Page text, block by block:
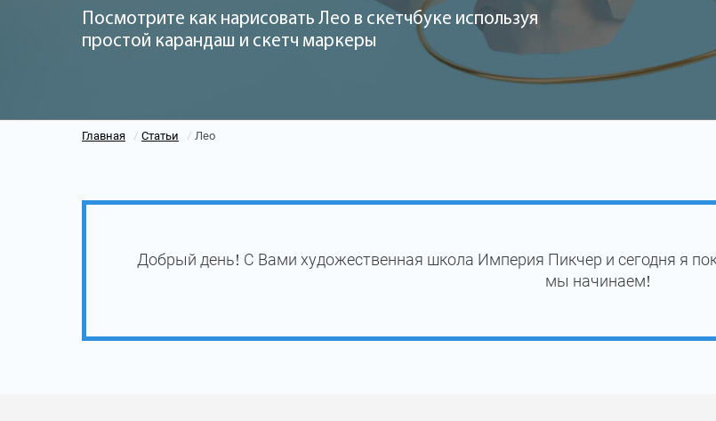
Посмотрите как нарисовать Лео в скетчбуке используя
простой карандаш и скетч маркеры
Главная / Статьи / Лео
Добрый день! С Вами художественная школа Империя Пикчер и сегодня я
мы начинаем!